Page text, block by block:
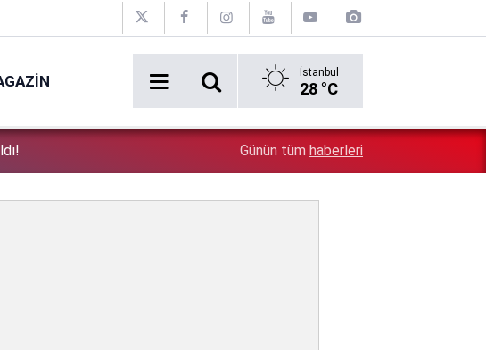
İstanbul
28 °C
Kesintisiz
Lübnan Cumhurbaşkanı Joseph Avn Erdoğan'ı öve
Günün tüm haberleri